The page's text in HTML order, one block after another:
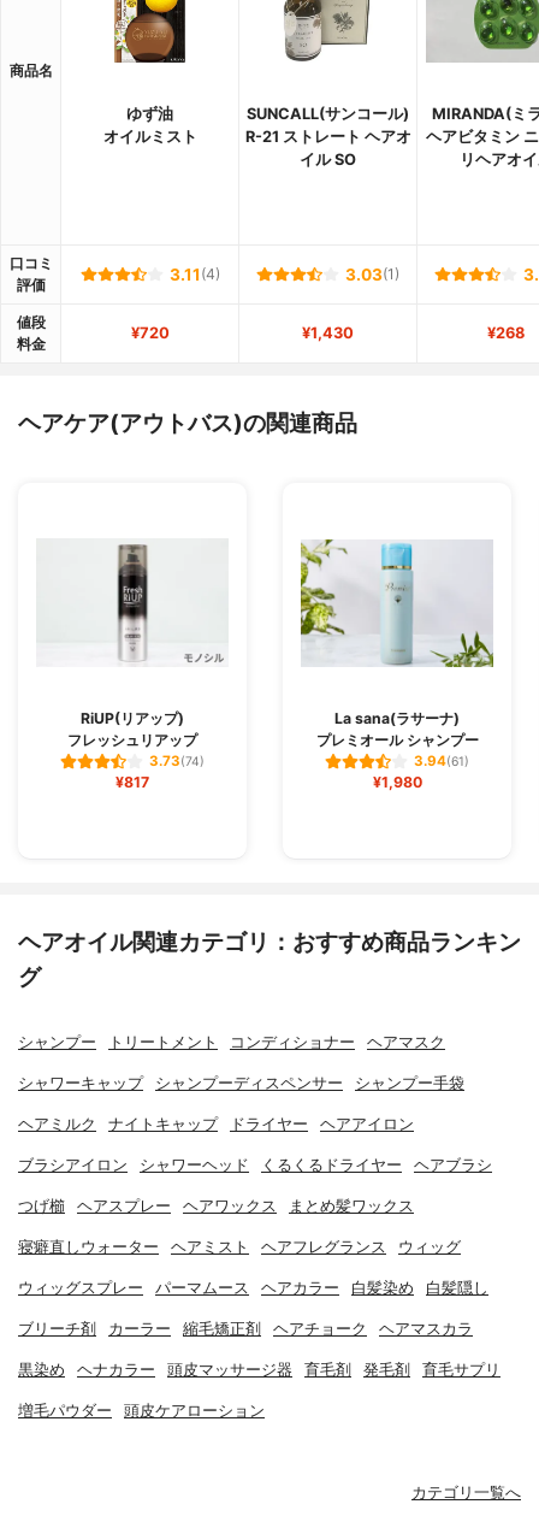
商品名
ゆず油
オイルミスト
SUNCALL(サンコール)
R-21 ストレート ヘアオ
イル SO
MIRANDA(ミ
ヘアビタミン
リヘアオ
口コミ
評価
3.11 (4) 3.03(1)
値段
料金
¥720 ¥1,430 ¥268
ヘアケア(アウトバス)の関連商品
RiUP(リアップ)
フレッシュリアップ
3.73(74)
¥817
La sana(ラサーナ)
プレミオール シャンプー
3.94(61)
¥1,980
ヘアオイル関連カテゴリ：おすすめ商品ランキン
グ
シャンプー トリートメント コンディショナー ヘアマスク
シャワーキャップ シャンプーディスペンサー シャンプー手袋
ヘアミルク ナイトキャップ ドライヤー ヘアアイロン
ブラシアイロン シャワーヘッド くるくるドライヤー ヘアブラシ
つげ櫛 ヘアスプレー ヘアワックス まとめ髪ワックス
寝癖直しウォーター ヘアミスト ヘアフレグランス ウィッグ
ウィッグスプレー パーマムース ヘアカラー 白髪染め 白髪隠し
ブリーチ剤 カーラー 縮毛矯正剤 ヘアチョーク ヘアマスカラ
黒染め ヘナカラー 頭皮マッサージ器 育毛剤 発毛剤 育毛サプリ
増毛パウダー 頭皮ケアローション
カテゴリ一覧へ